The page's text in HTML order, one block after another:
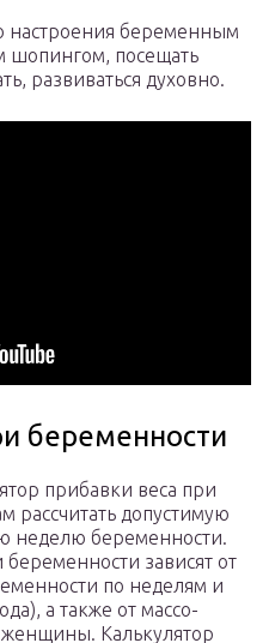
настроения беременным
шопингом, посещать
развиваться духовно.
беременности
прибавки веса при
рассчитать допустимую
неделю беременности.
зависят от
по неделям и
а также от массо-
Калькулятор